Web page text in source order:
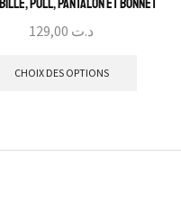
Pull, Pantalon et Bonnet
د.ت
CHOIX DES OPTIONS